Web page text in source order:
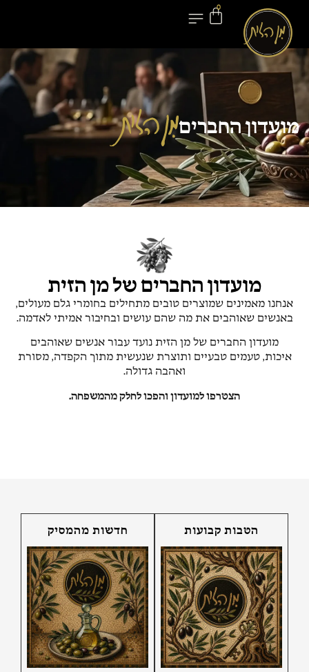
0
מועדון החברים
מועדון החברים של מן הזית
אנחנו מאמינים שמוצרים טובים מתחילים בחומרי גלם מעולים,
באנשים שאוהבים את מה שהם עושים ובחיבור אמיתי לאדמה.
מועדון החברים של מן הזית נועד עבור אנשים שאוהבים
איכות, טעמים טבעיים ותוצרת שנעשית מתוך הקפדה, מסורת
ואהבה גדולה.
הצטרפו למועדון והפכו לחלק מהמשפחה.
הטבות קבועות חדשות מהמסיק